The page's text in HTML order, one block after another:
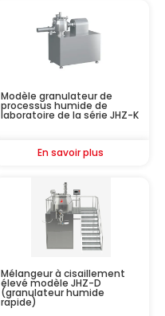
Modèle granulateur de
processus humide de
laboratoire de la série JHZ-K
En savoir plus
Mélangeur à cisaillement
élevé modèle JHZ-D
(granulateur humide
rapide)